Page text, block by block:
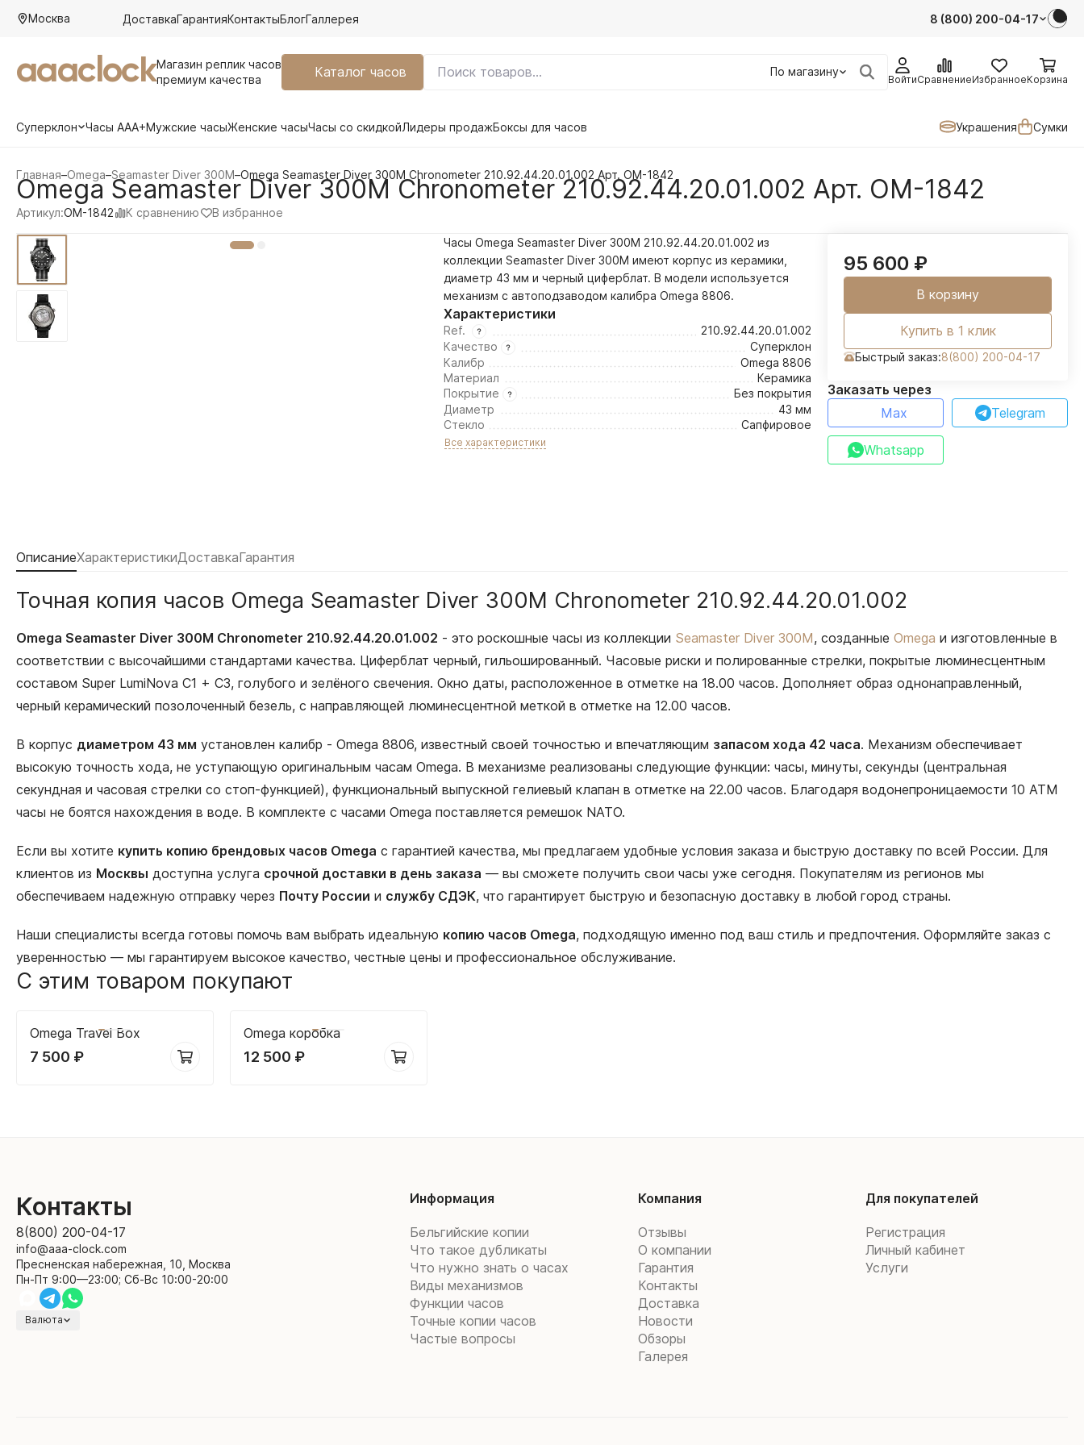
Москва ДоставкаГарантияКонтактыБлогГаллерея 8 (800) 200-04-17
aaaclockМагазин реплик часов
премиум качества
Каталог часов По магазину
ВойтиСравнениеИзбранноеКорзина
Суперклон Часы AAA+Мужские часыЖенские часыЧасы со скидкойЛидеры продажБоксы для часов Украшения Сумки
Главная–Omega–Seamaster Diver 300M–Omega Seamaster Diver 300M Chronometer 210.92.44.20.01.002 Арт. OM-1842
Omega Seamaster Diver 300M Chronometer 210.92.44.20.01.002 Арт. OM-1842
Артикул:OM-1842 К сравнению В избранное
Часы Omega Seamaster Diver 300M 210.92.44.20.01.002 из
коллекции Seamaster Diver 300M имеют корпус из керамики,
диаметр 43 мм и черный циферблат. В модели используется
механизм с автоподзаводом калибра Omega 8806.
Характеристики
Ref.
210.92.44.20.01.002
Качество
Суперклон
Калибр
Omega 8806
Материал
Керамика
Покрытие
Без покрытия
Диаметр
43 мм
Стекло
Сапфировое
Все характеристики
95 600 ₽
В корзину
Купить в 1 клик
Быстрый заказ:8(800) 200-04-17
Заказать через
Max
Telegram
Whatsapp
ОписаниеХарактеристикиДоставкаГарантия
Точная копия часов Omega Seamaster Diver 300M Chronometer 210.92.44.20.01.002
Omega Seamaster Diver 300M Chronometer 210.92.44.20.01.002 - это роскошные часы из коллекции Seamaster Diver 300M, созданные Omega и изготовленные в
соответствии с высочайшими стандартами качества. Циферблат черный, гильошированный. Часовые риски и полированные стрелки, покрытые люминесцентным
составом Super LumiNova С1 + С3, голубого и зелёного свечения. Окно даты, расположенное в отметке на 18.00 часов. Дополняет образ однонаправленный,
черный керамический позолоченный безель, с направляющей люминесцентной меткой в отметке на 12.00 часов.
В корпус диаметром 43 мм установлен калибр - Omega 8806, известный своей точностью и впечатляющим запасом хода 42 часа. Механизм обеспечивает
высокую точность хода, не уступающую оригинальным часам Omega. В механизме реализованы следующие функции: часы, минуты, секунды (центральная
секундная и часовая стрелки со стоп-функцией), функциональный выпускной гелиевый клапан в отметке на 22.00 часов. Благодаря водонепроницаемости 10 АТМ
часы не боятся нахождения в воде. В комплекте с часами Omega поставляется ремешок NATO.
Если вы хотите купить копию брендовых часов Omega с гарантией качества, мы предлагаем удобные условия заказа и быструю доставку по всей России. Для
клиентов из Москвы доступна услуга срочной доставки в день заказа — вы сможете получить свои часы уже сегодня. Покупателям из регионов мы
обеспечиваем надежную отправку через Почту России и службу СДЭК, что гарантирует быструю и безопасную доставку в любой город страны.
Наши специалисты всегда готовы помочь вам выбрать идеальную копию часов Omega, подходящую именно под ваш стиль и предпочтения. Оформляйте заказ с
уверенностью — мы гарантируем высокое качество, честные цены и профессиональное обслуживание.
С этим товаром покупают
Omega Travel Box
7 500 ₽
Omega коробка
12 500 ₽
Контакты
8(800) 200-04-17
info@aaa-clock.com
Пресненская набережная, 10, Москва
Пн-Пт 9:00—23:00; Сб-Вс 10:00-20:00
Валюта
Информация
Бельгийские копии
Что такое дубликаты
Что нужно знать о часах
Виды механизмов
Функции часов
Точные копии часов
Частые вопросы
Компания
Отзывы
О компании
Гарантия
Контакты
Доставка
Новости
Обзоры
Галерея
Для покупателей
Регистрация
Личный кабинет
Услуги